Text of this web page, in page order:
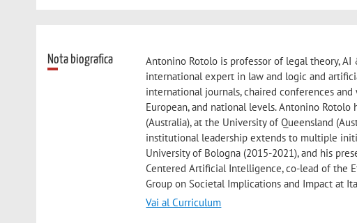
Nota biografica
Antonino Rotolo is professor of legal theory,
international expert in law and logic and
international journals, chaired conferences
European, and national levels. Antonino Rotolo
(Australia), at the University of Queensland
institutional leadership extends to multiple
University of Bologna (2015-2021), and his
Centered Artificial Intelligence, co-lead of the
Group on Societal Implications and Impact at
Vai al Curriculum